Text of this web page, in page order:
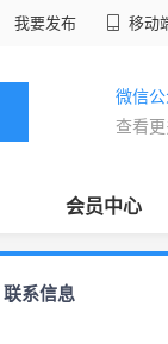
我要发布 移动
微信
查看
会员中心
联系信息